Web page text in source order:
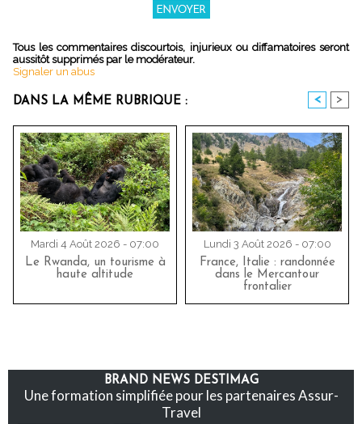
Tous les commentaires discourtois, injurieux ou diffamatoires seront
aussitôt supprimés par le modérateur.
Signaler un abus
DANS LA MÊME RUBRIQUE : < >
Mardi 4 Août 2026 - 07:00
Le Rwanda, un tourisme à
haute altitude
Lundi 3 Août 2026 - 07:00
France, Italie : randonnée
dans le Mercantour
frontalier
BRAND NEWS DESTIMAG
Une formation simplifiée pour les partenaires Assur-
Travel